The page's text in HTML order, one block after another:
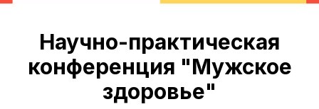
Научно-практическая
конференция "Мужское
здоровье"